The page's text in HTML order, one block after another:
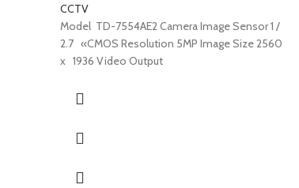
CCTV
Model TD-7554AE2 Camera Image Sensor 1 /
2.7 «CMOS Resolution 5MP Image Size 2560
x 1936 Video Output